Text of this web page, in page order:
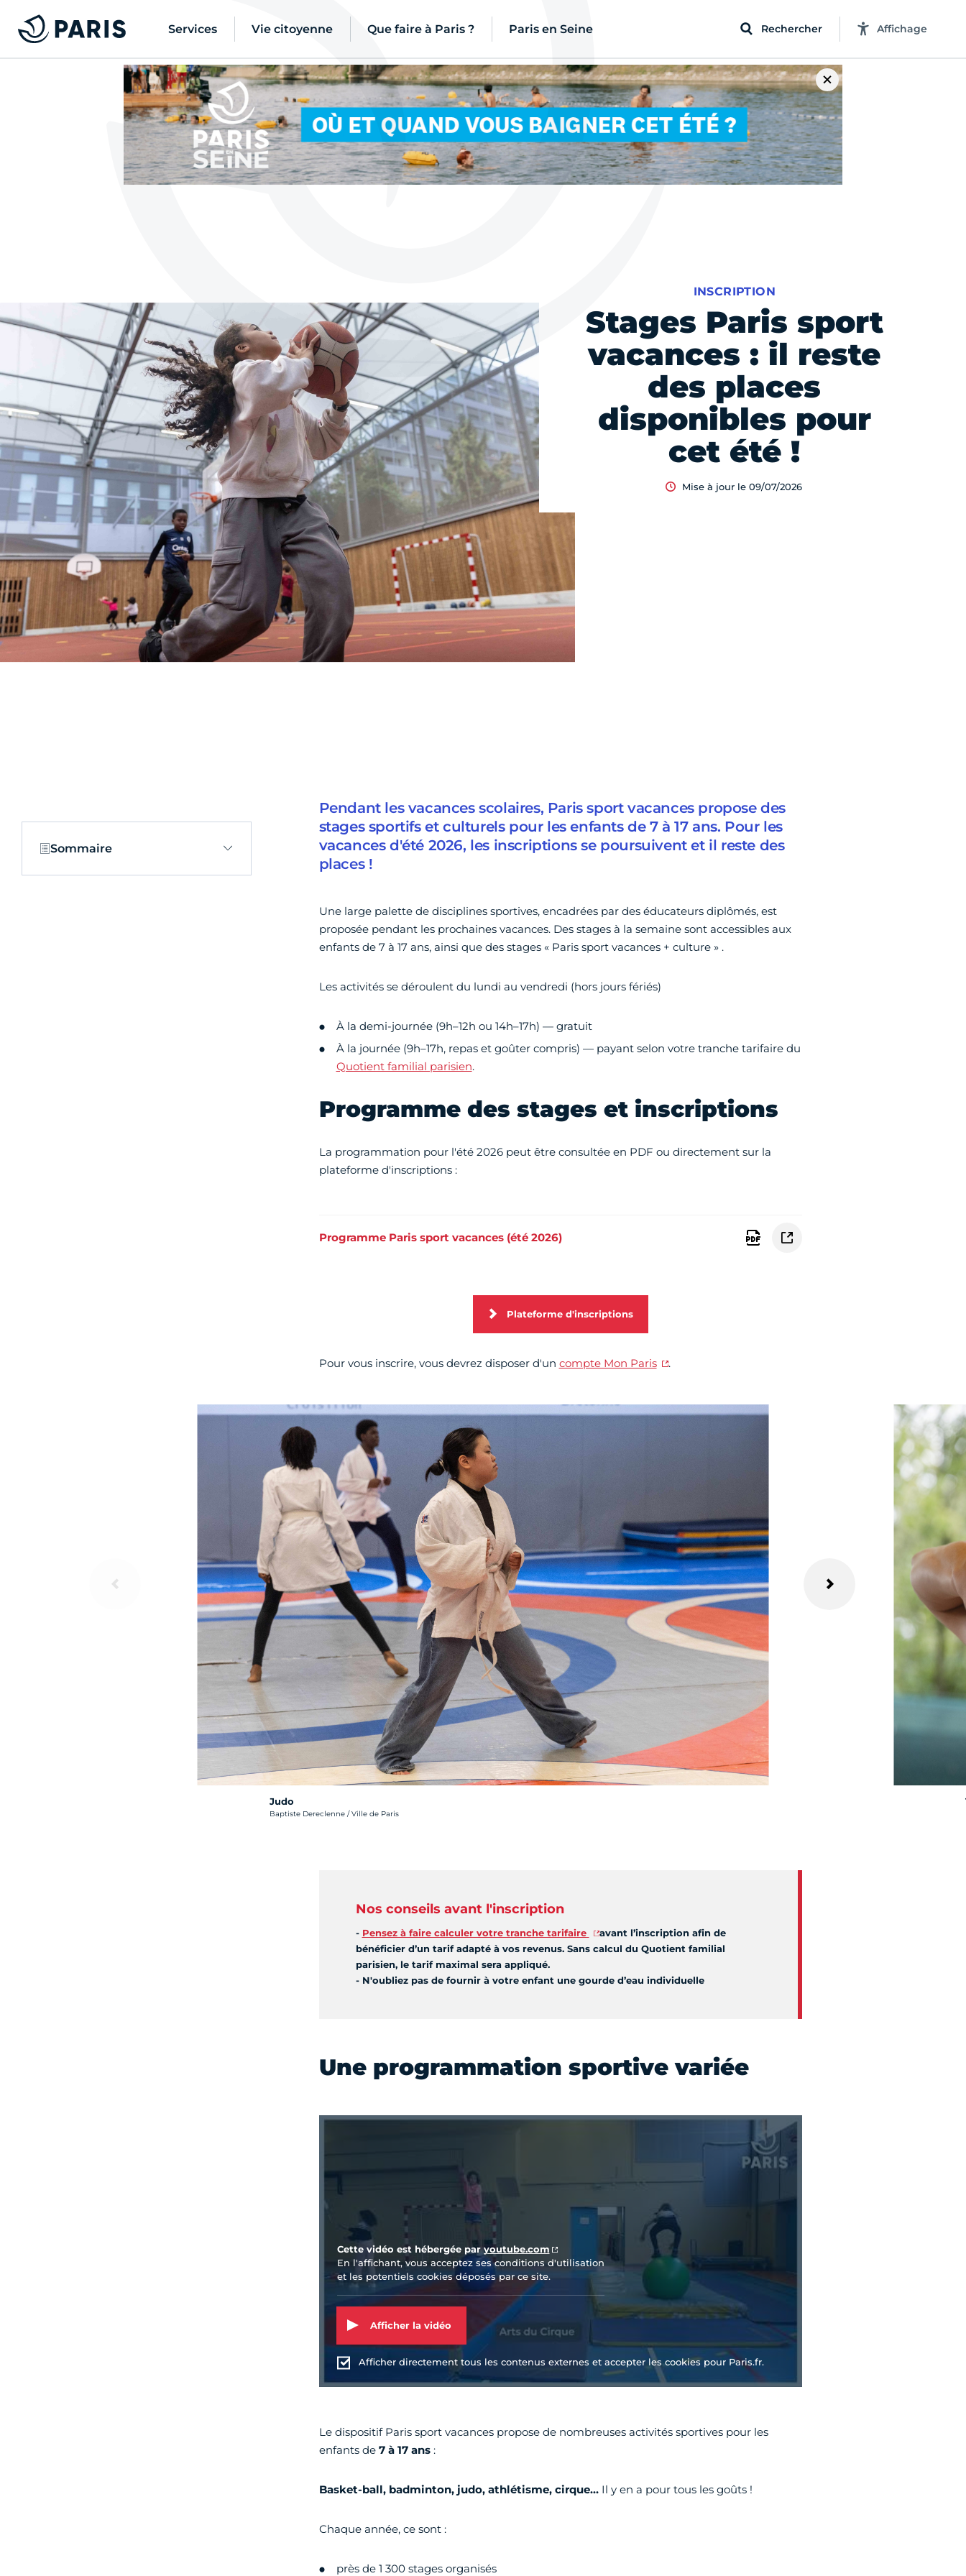
Services Vie citoyenne Que faire à Paris ? Paris en Seine Rechercher Affichage
Stages Paris sport
vacances : il reste
des places
disponibles pour
cet été !
INSCRIPTION
Mise à jour le 09/07/2026
Sommaire
Pendant les vacances scolaires, Paris sport vacances propose des
stages sportifs et culturels pour les enfants de 7 à 17 ans. Pour les
vacances d'été 2026, les inscriptions se poursuivent et il reste des
places !
Une large palette de disciplines sportives, encadrées par des éducateurs diplômés, est
proposée pendant les prochaines vacances. Des stages à la semaine sont accessibles aux
enfants de 7 à 17 ans, ainsi que des stages « Paris sport vacances + culture » .
Les activités se déroulent du lundi au vendredi (hors jours fériés)
À la demi-journée (9h–12h ou 14h–17h) — gratuit
À la journée (9h–17h, repas et goûter compris) — payant selon votre tranche tarifaire du
Quotient familial parisien.
Programme des stages et inscriptions
La programmation pour l'été 2026 peut être consultée en PDF ou directement sur la
plateforme d'inscriptions :
Programme Paris sport vacances (été 2026)
Plateforme d'inscriptions
Pour vous inscrire, vous devrez disposer d'un compte Mon Paris .
Judo
Crédit photo :
Baptiste Dereclenne / Ville de Paris
Nos conseils avant l'inscription
- Pensez à faire calculer votre tranche tarifaire
avant l’inscription afin de
bénéficier d’un tarif adapté à vos revenus. Sans calcul du Quotient familial
parisien, le tarif maximal sera appliqué.
- N'oubliez pas de fournir à votre enfant une gourde d’eau individuelle
Une programmation sportive variée
Vidéo Youtube
Cette vidéo est hébergée paryoutube.com
En l'affichant, vous acceptez ses conditions d'utilisation
et les potentiels cookies déposés par ce site.
Afficher la vidéo
Afficher directement tous les contenus externes et accepter les cookies pour Paris.fr.
Le dispositif Paris sport vacances propose de nombreuses activités sportives pour les
enfants de 7 à 17 ans:
Basket-ball, badminton, judo, athlétisme, cirque… Il y en a pour tous les goûts !
Chaque année, ce sont :
près de 1 300 stages organisés